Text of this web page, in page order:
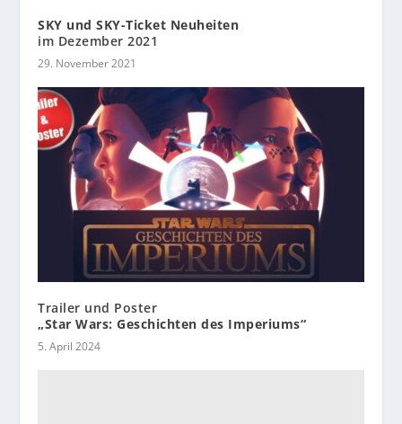
SKY und SKY-Ticket Neuheiten
im Dezember 2021
29. November 2021
Trailer und Poster
„Star Wars: Geschichten des Imperiums“
5. April 2024